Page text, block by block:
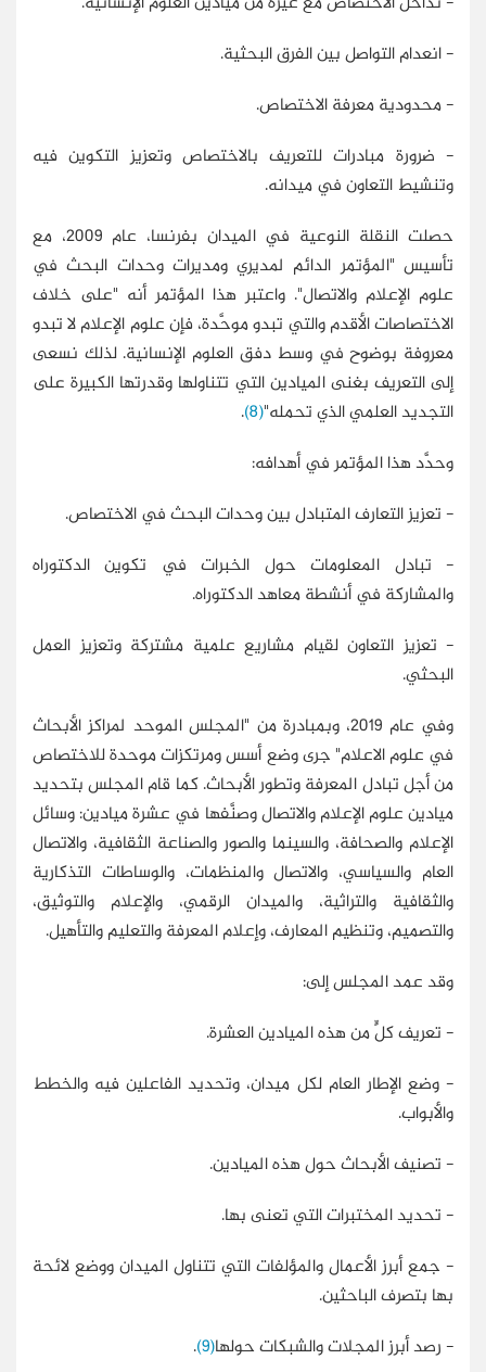
- انعدام التواصل بين الفرق البحثية.
- محدودية معرفة الاختصاص.
- ضرورة مبادرات للتعريف بالاختصاص وتعزيز التكوين فيه
وتنشيط التعاون في ميدانه.
حصلت النقلة النوعية في الميدان بفرنسا، عام 2009، مع
تأسيس "المؤتمر الدائم لمديري ومديرات وحدات البحث في
علوم الإعلام والاتصال". واعتبر هذا المؤتمر أنه "على خلاف
الاختصاصات الأقدم والتي تبدو موحَّدة، فإن علوم الإعلام لا تبدو
معروفة بوضوح في وسط دفق العلوم الإنسانية. لذلك نسعى
إلى التعريف بغنى الميادين التي تتناولها وقدرتها الكبيرة على
التجديد العلمي الذي تحمله"(8)
.
وحدَّد هذا المؤتمر في أهدافه:
- تعزيز التعارف المتبادل بين وحدات البحث في الاختصاص.
- تبادل المعلومات حول الخبرات في تكوين الدكتوراه
والمشاركة في أنشطة معاهد الدكتوراه.
- تعزيز التعاون لقيام مشاريع علمية مشتركة وتعزيز العمل
البحثي.
وفي عام 2019، وبمبادرة من "المجلس الموحد لمراكز الأبحاث
في علوم الاعلام" جرى وضع أسس ومرتكزات موحدة للاختصاص
من أجل تبادل المعرفة وتطور الأبحاث. كما قام المجلس بتحديد
ميادين علوم الإعلام والاتصال وصنَّفها في عشرة ميادين: وسائل
الإعلام والصحافة، والسينما والصور والصناعة الثقافية، والاتصال
العام والسياسي، والاتصال والمنظمات، والوساطات التذكارية
والثقافية والتراثية، والميدان الرقمي، والإعلام والتوثيق،
والتصميم، وتنظيم المعارف، وإعلام المعرفة والتعليم والتأهيل.
وقد عمد المجلس إلى:
- تعريف كلٍّ من هذه الميادين العشرة.
- وضع الإطار العام لكل ميدان، وتحديد الفاعلين فيه والخطط
والأبواب.
- تصنيف الأبحاث حول هذه الميادين.
- تحديد المختبرات التي تعنى بها.
- جمع أبرز الأعمال والمؤلفات التي تتناول الميدان ووضع لائحة
بها بتصرف الباحثين.
- رصد أبرز المجلات والشبكات حولها(9)
.